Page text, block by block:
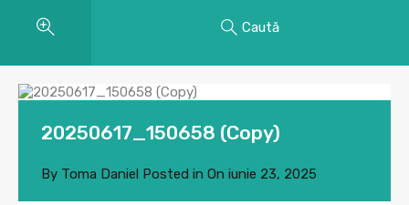
Caută
20250617_150658 (Copy)
By Toma Daniel Posted in On iunie 23, 2025